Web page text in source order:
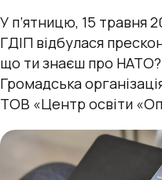
У п’ятницю, 15 травня
ГДІП відбулася
що ти знаєш про
Громадська
ТОВ «Центр освіти